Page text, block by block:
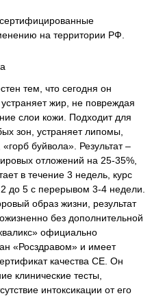
на территории РФ.
тем, что сегодня он
жир, не повреждая
слои кожи. Подходит для
зон, устраняет липомы,
буйвола». Результат –
отложений на 25-35%,
в течение 3 недель, курс
до 5 с перерывом 3-4 недели.
образ жизни, результат
без дополнительной
официально
«Росздравом» и имеет
качества СЕ. Он
клинические тесты,
интоксикации от его